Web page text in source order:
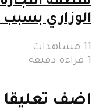
الوزاري بسبب
11 مشاهدات
1 قراءة دقيقة
اضف تعليقا